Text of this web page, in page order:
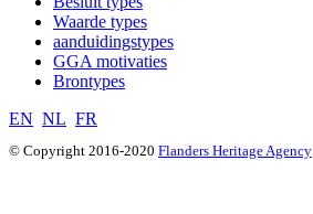
Waarde types
aanduidingstypes
GGA motivaties
Brontypes
EN NL FR
© Copyright 2016-2020 Flanders Heritage Agency